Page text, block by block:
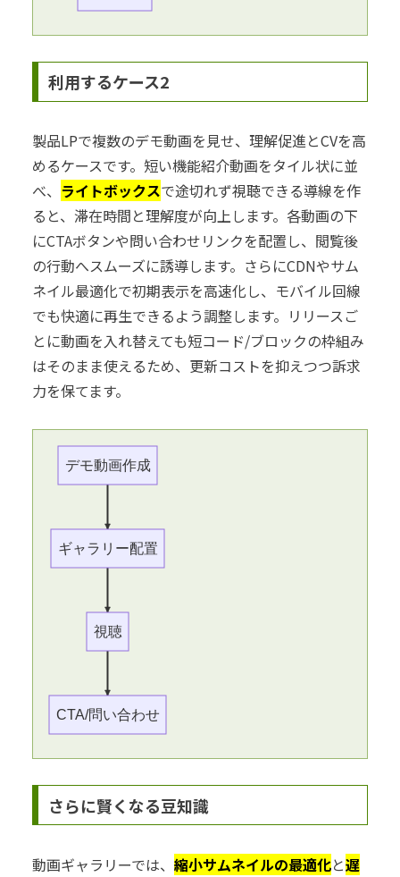
利用するケース2
製品LPで複数のデモ動画を見せ、理解促進とCVを高
めるケースです。短い機能紹介動画をタイル状に並
べ、 ライトボックスで途切れず視聴できる導線を作
ると、滞在時間と理解度が向上します。各動画の下
にCTAボタンや問い合わせリンクを配置し、閲覧後
の行動へスムーズに誘導します。さらにCDNやサム
ネイル最適化で初期表示を高速化し、モバイル回線
でも快適に再生できるよう調整します。リリースご
とに動画を入れ替えても短コード/ブロックの枠組み
はそのまま使えるため、更新コストを抑えつつ訴求
力を保てます。
デモ動画作成
ギャラリー配置
視聴
CTA/問い合わせ
さらに賢くなる豆知識
動画ギャラリーでは、 縮小サムネイルの最適化と遅